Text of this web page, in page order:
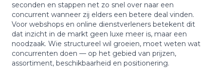
seconden en stappen net zo snel over naar een
concurrent wanneer zij elders een betere deal vinden.
Voor webshops en online dienstverleners betekent dit
dat inzicht in de markt geen luxe meer is, maar een
noodzaak. Wie structureel wil groeien, moet weten wat
concurrenten doen — op het gebied van prijzen,
assortiment, beschikbaarheid en positionering.